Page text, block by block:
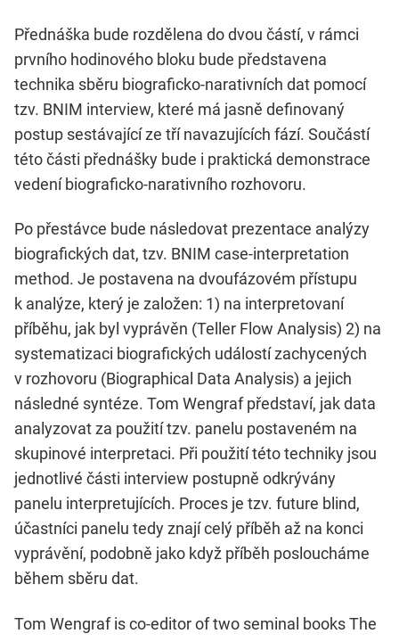
Přednáška bude rozdělena do dvou částí, v rámci
prvního hodinového bloku bude představena
technika sběru biograficko-narativních dat pomocí
tzv. BNIM interview, které má jasně definovaný
postup sestávající ze tří navazujících fází. Součástí
této části přednášky bude i praktická demonstrace
vedení biograficko-narativního rozhovoru.
Po přestávce bude následovat prezentace analýzy
biografických dat, tzv. BNIM case-interpretation
method. Je postavena na dvoufázovém přístupu
k analýze, který je založen: 1) na interpretovaní
příběhu, jak byl vyprávěn (Teller Flow Analysis) 2) na
systematizaci biografických událostí zachycených
v rozhovoru (Biographical Data Analysis) a jejich
následné syntéze. Tom Wengraf představí, jak data
analyzovat za použití tzv. panelu postaveném na
skupinové interpretaci. Při použití této techniky jsou
jednotlivé části interview postupně odkrývány
panelu interpretujících. Proces je tzv. future blind,
účastníci panelu tedy znají celý příběh až na konci
vyprávění, podobně jako když příběh posloucháme
během sběru dat.
Tom Wengraf is co-editor of two seminal books The